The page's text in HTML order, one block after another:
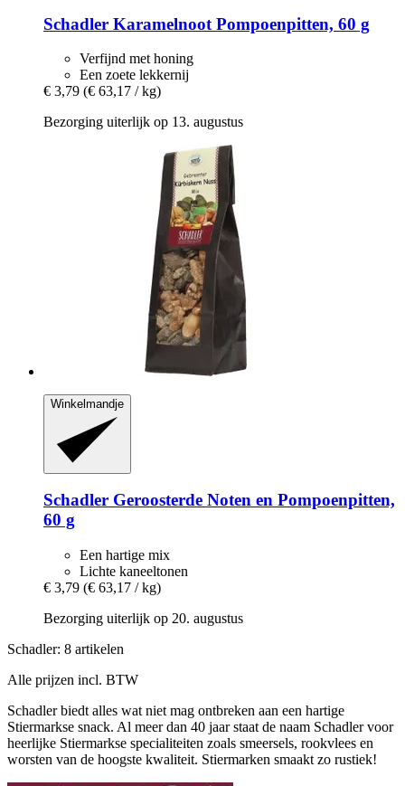
Schadler Karamelnoot Pompoenpitten, 60 g
Verfijnd met honing
Een zoete lekkernij
€ 3,79 (€ 63,17 / kg)
Bezorging uiterlijk op 13. augustus
Winkelmandje
Schadler Geroosterde Noten en Pompoenpitten,
60 g
Een hartige mix
Lichte kaneeltonen
€ 3,79 (€ 63,17 / kg)
Bezorging uiterlijk op 20. augustus
Schadler: 8 artikelen
Alle prijzen incl. BTW
Schadler biedt alles wat niet mag ontbreken aan een hartige
Stiermarkse snack. Al meer dan 40 jaar staat de naam Schadler voor
heerlijke Stiermarkse specialiteiten zoals smeersels, rookvlees en
worsten van de hoogste kwaliteit. Stiermarken smaakt zo rustiek!